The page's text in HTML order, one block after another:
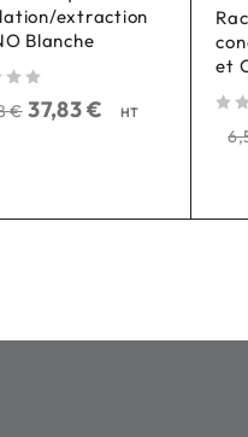
extraction
Blanche
€ 37,83€ HT
et